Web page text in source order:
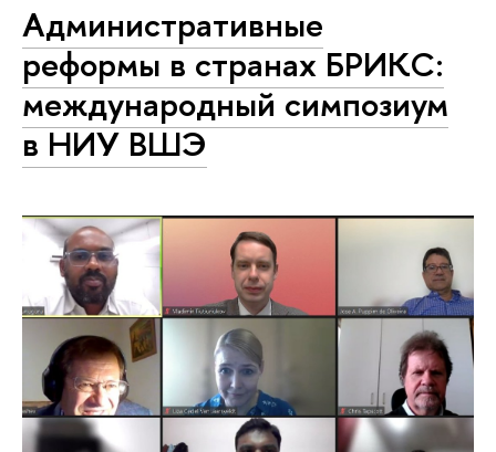
Административные
реформы в странах БРИКС:
международный симпозиум
в НИУ ВШЭ